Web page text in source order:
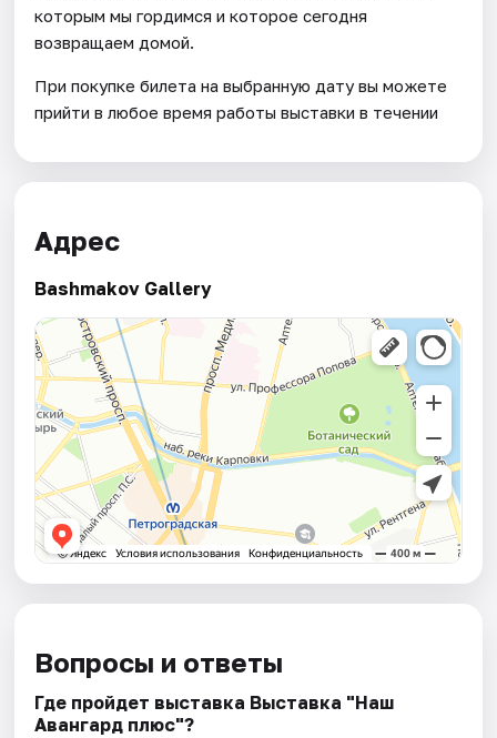
которым мы гордимся и которое сегодня
возвращаем домой.
При покупке билета на выбранную дату вы можете
прийти в любое время работы выставки в течении
Адрес
Bashmakov Gallery
Вопросы и ответы
Где пройдет выставка Выставка "Наш
Авангард плюс"?